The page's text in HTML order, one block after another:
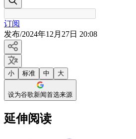
订阅
发布/2024年12月27日 20:08
小 标准 中 大
设为谷歌新闻首选来源
延伸阅读